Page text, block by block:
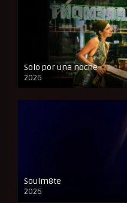
Solo por una noche
2026
CAM
Soulm8te
2026
FULL HD